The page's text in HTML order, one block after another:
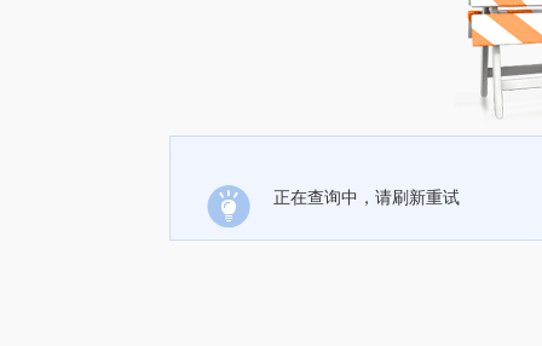
正在查询中，请刷新重试